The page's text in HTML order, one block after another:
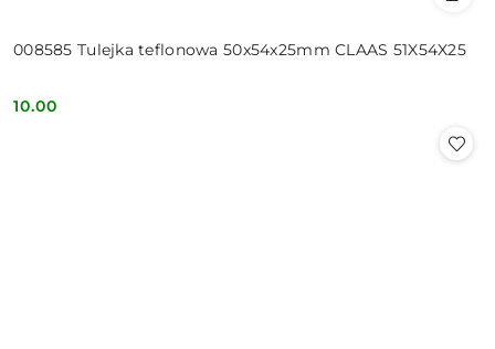
008585 Tulejka teflonowa 50x54x25mm CLAAS 51X54X25
Cena:
10.00